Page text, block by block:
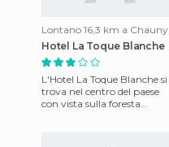
Lontano 16,3 km a Chauny
Hotel La Toque Blanche
L'Hotel La Toque Blanche si
trova nel centro del paese
con vista sulla foresta